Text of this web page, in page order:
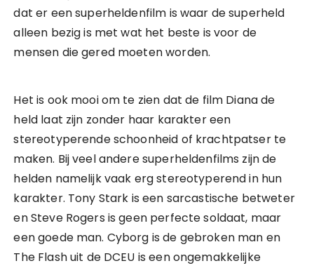
dat er een superheldenfilm is waar de superheld
alleen bezig is met wat het beste is voor de
mensen die gered moeten worden.
Het is ook mooi om te zien dat de film Diana de
held laat zijn zonder haar karakter een
stereotyperende schoonheid of krachtpatser te
maken. Bij veel andere superheldenfilms zijn de
helden namelijk vaak erg stereotyperend in hun
karakter. Tony Stark is een sarcastische betweter
en Steve Rogers is geen perfecte soldaat, maar
een goede man. Cyborg is de gebroken man en
The Flash uit de DCEU is een ongemakkelijke